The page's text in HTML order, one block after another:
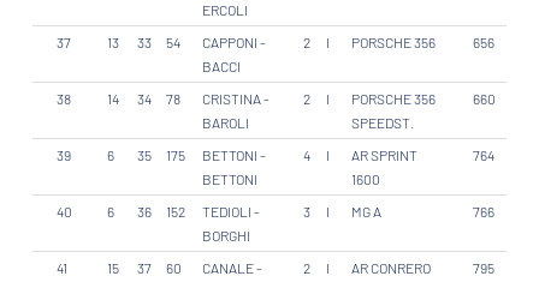
ERCOLI
37 13 33 54
CAPPONI -
BACCI
2 I PORSCHE 356 656
38 14 34 78
CRISTINA -
BAROLI
2 I
PORSCHE 356
SPEEDST.
660
39 6 35 175
BETTONI -
BETTONI
4 I
AR SPRINT
1600
764
40 6 36 152
TEDIOLI -
BORGHI
3 I MG A 766
41 15 37 60
CANALE -
2 I
AR CONRERO
795